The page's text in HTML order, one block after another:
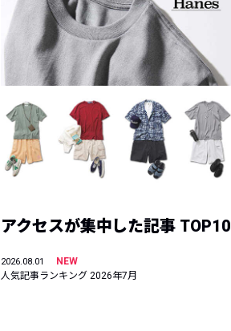
アクセスが集中した記事 TOP10
2026.08.01
NEW
人気記事ランキング 2026年7月